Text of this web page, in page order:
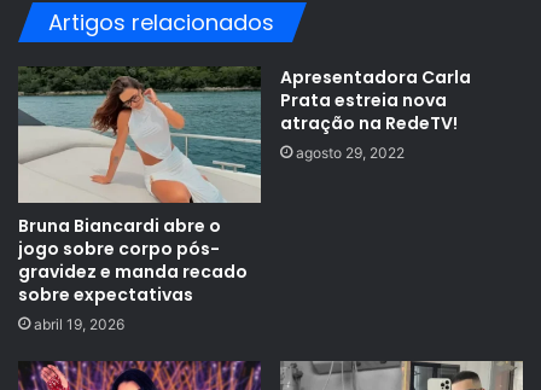
Artigos relacionados
Bruna Biancardi abre o
jogo sobre corpo pós-
gravidez e manda recado
sobre expectativas
abril 19, 2026
Apresentadora Carla
Prata estreia nova
atração na RedeTV!
agosto 29, 2022